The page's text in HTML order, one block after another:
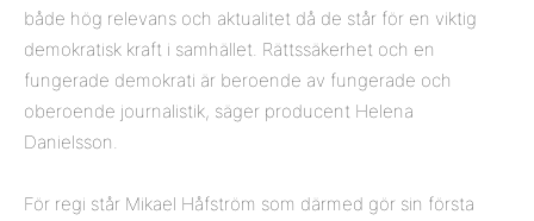
både hög relevans och aktualitet då de står för en viktig
demokratisk kraft i samhället. Rättssäkerhet och en
fungerade demokrati är beroende av fungerade och
oberoende journalistik, säger producent Helena
Danielsson.
För regi står Mikael Håfström som därmed gör sin första